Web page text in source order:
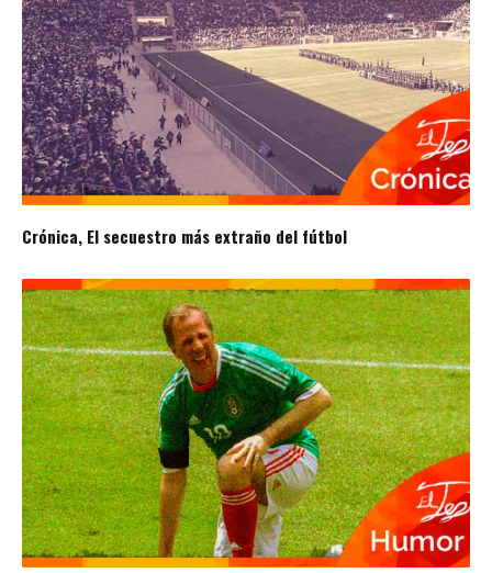
Crónica, El secuestro más extraño del fútbol